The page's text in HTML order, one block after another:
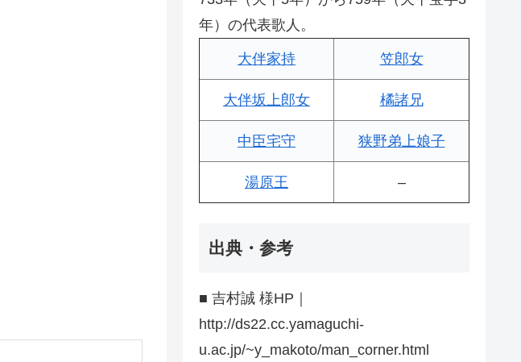
年）の代表歌人。
大伴家持 笠郎女
大伴坂上郎女 橘諸兄
中臣宅守 狭野弟上娘子
湯原王 –
出典・参考
■ 吉村誠 様HP｜
http://ds22.cc.yamaguchi-
u.ac.jp/~y_makoto/man_corner.html